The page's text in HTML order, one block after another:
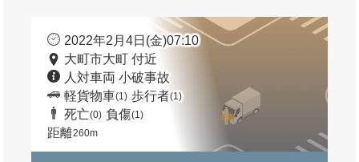
2022年2月4日(金)07:10
大町市大町 付近
人対車両 小破事故
軽貨物車(1) 歩行者(1)
死亡(0) 負傷(1)
距離260m